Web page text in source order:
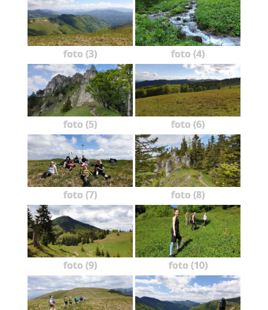
foto (3) foto (4)
foto (5) foto (6)
foto (7) foto (8)
foto (9) foto (10)